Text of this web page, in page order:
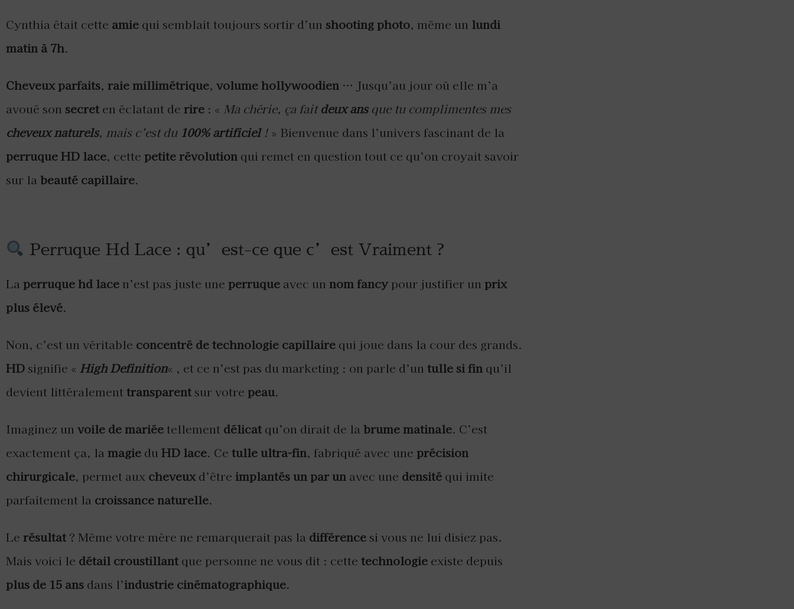
Cynthia était cette amie qui semblait toujours sortir d’un shooting photo, même un lundi
matin à 7h.
Cheveux parfaits, raie millimétrique, volume hollywoodien … Jusqu’au jour où elle m’a
avoué son secret en éclatant de rire : « Ma chérie, ça faitdeux ansque tu complimentes mes
cheveux naturels, mais c’est du 100% artificiel! » Bienvenue dans l’univers fascinant de la
perruque HD lace, cette petite révolution qui remet en question tout ce qu’on croyait savoir
sur la beauté capillaire.
Perruque Hd Lace : qu’est-ce que c’est Vraiment ?
La perruque hd lace n’est pas juste une perruque avec un nom fancy pour justifier un prix
plus élevé.
Non, c’est un véritable concentré de technologie capillaire qui joue dans la cour des grands.
HDsignifie « High Definition« , et ce n’est pas du marketing : on parle d’un tulle si fin qu’il
devient littéralement transparentsur votre peau.
Imaginez un voile de mariéetellement délicat qu’on dirait de la brume matinale. C’est
exactement ça, la magie du HD lace. Ce tulle ultra-fin, fabriqué avec une précision
chirurgicale, permet aux cheveuxd’être implantés un par un avec une densité qui imite
parfaitement la croissance naturelle.
Le résultat ? Même votre mère ne remarquerait pas la différencesi vous ne lui disiez pas.
Mais voici le détail croustillant que personne ne vous dit : cette technologie existe depuis
plus de 15 ans dans l’industrie cinématographique.